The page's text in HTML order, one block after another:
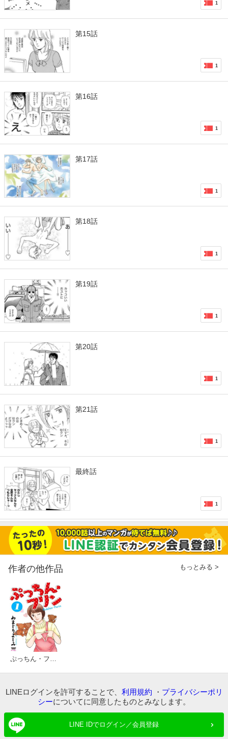
1
第15話
1
第16話
1
第17話
1
第18話
1
第19話
1
第20話
1
第21話
1
最終話
1
作者の他作品 もっとみる >
ぷっちん・フリン
LINEログインを許可することで、 利用規約 ・ プライバシーポリ
シーについてに同意したものとみなします。
LINE IDでログイン／会員登録